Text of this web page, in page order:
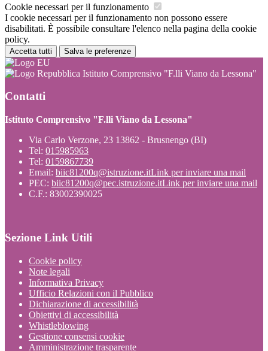
Cookie necessari per il funzionamento
I cookie necessari per il funzionamento non possono essere
disabilitati. È possibile consultare l'elenco nella pagina della cookie
policy.
Accetta tutti Salva le preferenze
Istituto Comprensivo "F.lli Viano da Lessona"
Contatti
Istituto Comprensivo "F.lli Viano da Lessona"
Via Carlo Verzone, 23 13862 - Brusnengo (BI)
Tel: 015985963
Tel: 0159867739
Email: biic81200q@istruzione.itLink per inviare una mail
PEC: biic81200q@pec.istruzione.itLink per inviare una mail
C.F.: 83002390025
Sezione Link Utili
Cookie policy
Note legali
Informativa Privacy
Ufficio Relazioni con il Pubblico
Dichiarazione di accessibilità
Obiettivi di accessibilità
Whistleblowing
Gestione consensi cookie
Amministrazione trasparente